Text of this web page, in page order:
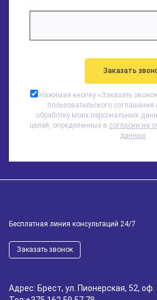
Нажимая кнопку «Заказать звонок
пользовательского
обработку моих персональных
целей, определенных в согласии на
данных
Бесплатная линия консультаций 24/7
Заказать звонок
Адрес: Брест, ул. Пионерская, 52, оф.